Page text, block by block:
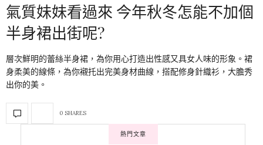
氣質妹妹看過來 今年秋冬怎能不加個
半身裙出街呢?
層次鮮明的蕾絲半身裙，為你用心打造出性感又具女人味的形象。裙
身柔美的線條，為你襯托出完美身材曲線，搭配修身針織衫，大膽秀
出你的美。
0 SHARES
熱門文章